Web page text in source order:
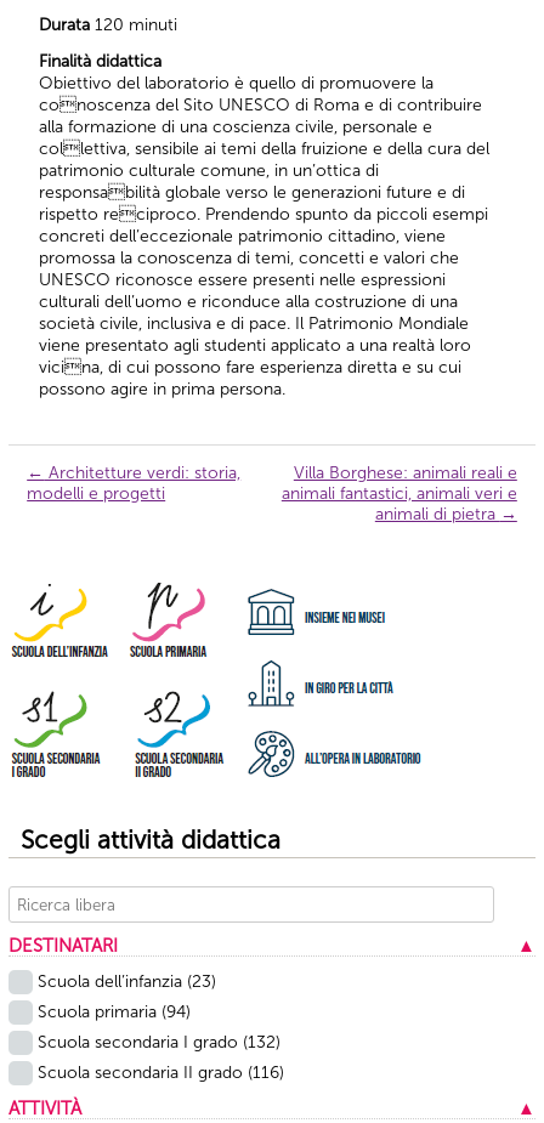
Durata 120 minuti
Finalità didattica
Obiettivo del laboratorio è quello di promuovere la
conoscenza del Sito UNESCO di Roma e di contribuire
alla formazione di una coscienza civile, personale e
collettiva, sensibile ai temi della fruizione e della cura del
patrimonio culturale comune, in un’ottica di
responsabilità globale verso le generazioni future e di
rispetto reciproco. Prendendo spunto da piccoli esempi
concreti dell’eccezionale patrimonio cittadino, viene
promossa la conoscenza di temi, concetti e valori che
UNESCO riconosce essere presenti nelle espressioni
culturali dell’uomo e riconduce alla costruzione di una
società civile, inclusiva e di pace. Il Patrimonio Mondiale
viene presentato agli studenti applicato a una realtà loro
vicina, di cui possono fare esperienza diretta e su cui
possono agire in prima persona.
Navigazione
← Architetture verdi: storia,
modelli e progetti
Villa Borghese: animali reali e
animali fantastici, animali veri e
animali di pietra →
Scegli attività didattica
DESTINATARI ▲
Scuola dell’infanzia (23)
Scuola primaria (94)
Scuola secondaria I grado (132)
Scuola secondaria II grado (116)
ATTIVITÀ ▲